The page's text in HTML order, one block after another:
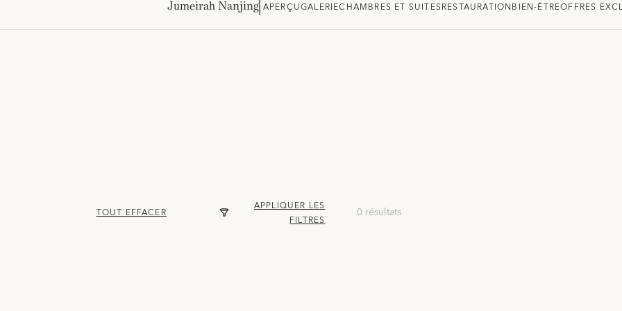
Jumeirah Nanjing APERÇUGALERIECHAMBRES ET SUITESRESTAURATIONBIEN-ÊTREOFFRES
TOUT EFFACER
APPLIQUER LES
FILTRES
0 résultats